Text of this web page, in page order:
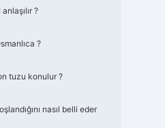
?
?
tuzu konulur ?
nasıl belli eder